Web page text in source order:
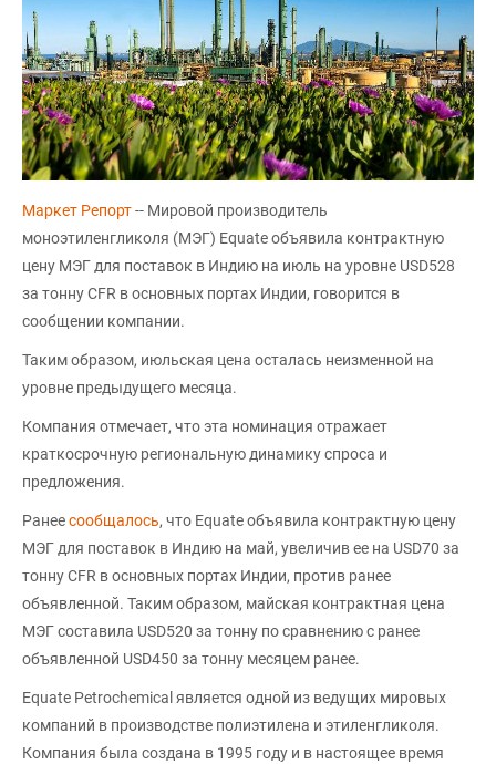
Маркет Репорт-- Мировой производитель
моноэтиленгликоля (МЭГ) Equate объявила контрактную
цену МЭГ для поставок в Индию на июль на уровне USD528
за тонну CFR в основных портах Индии, говорится в
сообщении компании.
Таким образом, июльская цена осталась неизменной на
уровне предыдущего месяца.
Компания отмечает, что эта номинация отражает
краткосрочную региональную динамику спроса и
предложения.
Ранеесообщалось, что Equate объявила контрактную цену
МЭГ для поставок в Индию на май, увеличив ее на USD70 за
тонну CFR в основных портах Индии, против ранее
объявленной. Таким образом, майская контрактная цена
МЭГ составила USD520 за тонну по сравнению с ранее
объявленной USD450 за тонну месяцем ранее.
Equate Petrochemical является одной из ведущих мировых
компаний в производстве полиэтилена и этиленгликоля.
Компания была создана в 1995 году и в настоящее время